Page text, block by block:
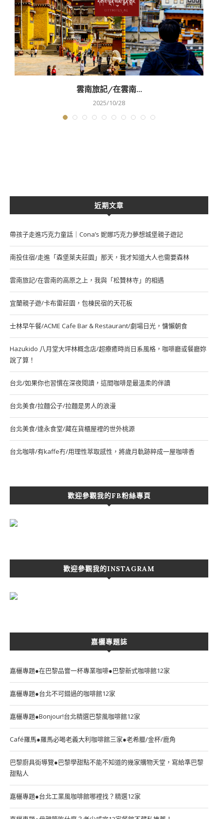
雲南旅記/在雲南...
2025/10/28
近期文章
帶孩子走進巧克力童話｜Cona’s 妮娜巧克力夢想城堡親子遊記
南投住宿/走進「森堡萊夫莊園」那天，我才知道大人也需要森林
雲南旅記/在雲南的高原之上，我與「松贊林寺」的相遇
宜蘭親子遊/卡布雷莊園，包棟民宿的天花板
士林早午餐/ACME Cafe Bar & Restaurant/劇場日光，慵懶朝食
Hazukido 八月堂大坪林概念店/超療癒時尚日系風格，咖啡廳或餐廳妳
說了算！
台北/如果你也習慣在深夜閱讀，這間咖啡是最溫柔的伴讀
台北美食/拉麵公子/拉麵是男人的浪漫
台北美食/達永食堂/藏在貨櫃屋裡的世外桃源
台北咖啡/有kaffe冇/用理性萃取感性，將歲月軌跡粹成一屋咖啡香
歡迎參觀我的FB粉絲專頁
歡迎參觀我的INSTAGRAM
嘉欐專題誌
嘉欐專題●在巴黎品嘗一杯專業咖啡●巴黎新式咖啡館12家
嘉欐專題●台北不可錯過的咖啡館12家
嘉欐專題●Bonjour!台北精選巴黎風咖啡館12家
Café羅馬●羅馬必喝老義大利咖啡館三家●老希臘/金杯/鹿角
巴黎廚具街導覽●巴黎學甜點不能不知道的幾家購物天堂，寫給準巴黎
甜點人
嘉欐專題●台北工業風咖啡館哪裡找？精選12家